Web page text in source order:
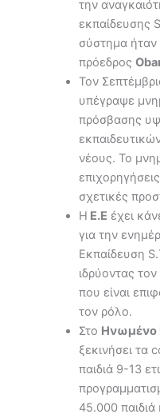
την
εκπαίδευσης
σύστημα ήταν
πρόεδρος
Τον
υπέγραψε
πρόσβασης
νέους. Το
σχετικές
H E.E έχει
για την
Εκπαίδευση
ιδρύοντας
που είναι
τον ρόλο.
Στο Ηνωμένο
ξεκινήσει τα
παιδιά 9-13
45.000